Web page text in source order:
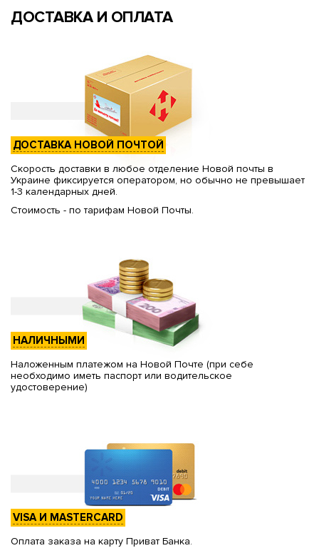
ДОСТАВКА И ОПЛАТА
ДОСТАВКА НОВОЙ ПОЧТОЙ
Скорость доставки в любое отделение Новой почты в
Украине фиксируется оператором, но обычно не превышает
1-3 календарных дней.
Стоимость - по тарифам Новой Почты.
НАЛИЧНЫМИ
Наложенным платежом на Новой Почте (при себе
необходимо иметь паспорт или водительское
удостоверение)
VISA И MASTERCARD
Оплата заказа на карту Приват Банка.